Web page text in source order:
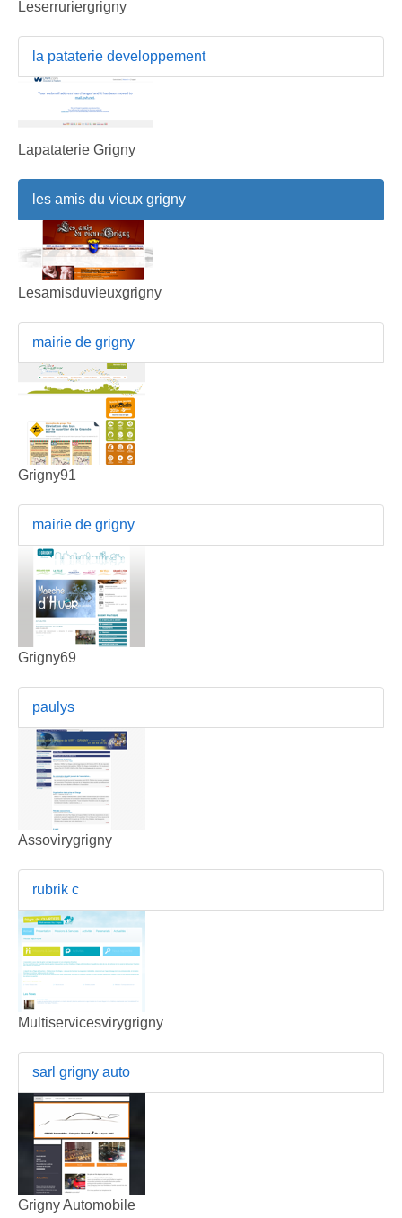
Leserruriergrigny
la pataterie developpement
Lapataterie Grigny
les amis du vieux grigny
Lesamisduvieuxgrigny
mairie de grigny
Grigny91
mairie de grigny
Grigny69
paulys
Assovirygrigny
rubrik c
Multiservicesvirygrigny
sarl grigny auto
Grigny Automobile